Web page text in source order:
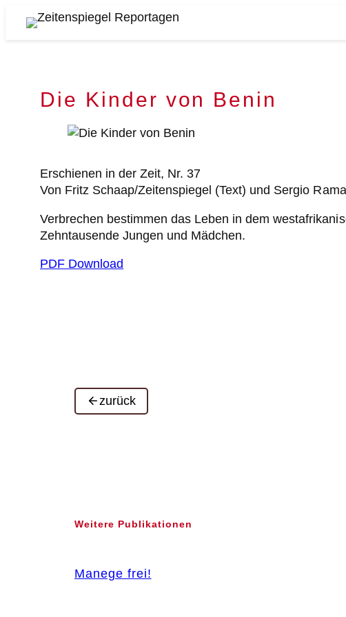
InhaltZeitenspiegel
Die Kinder von Benin
Erschienen in der Zeit, Nr. 37
Von Fritz Schaap/Zeitenspiegel (Text) und Sergio
Verbrechen bestimmen das Leben in dem
Zehntausende Jungen und Mädchen.
PDF Download
zurück
Weitere Publikationen
Manege frei!